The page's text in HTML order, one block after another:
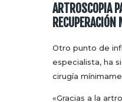
ARTROSCOPIA
Otro punto de
especialista, ha
cirugía
«Gracias a la